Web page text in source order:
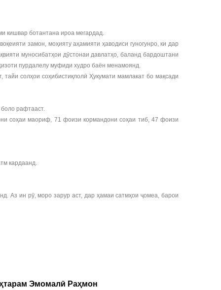
кишвар ботантана ироа мегардад.
замон, моҳияту аҳамияти ҳаводиси гуногунро, ки дар
муносибатҳои дӯстонаи давлатҳо, баланд бардоштани
пурдалелу муфиди худро баён менамоянд.
солҳои соҳибистиқлолӣ Ҳукумати мамлакат бо мақсади
рафтааст.
соҳаи маориф, 71 фоизи кормандони соҳаи тиб, 47 фоизи
кардаанд.
Аз ин рӯ, моро зарур аст, дар ҳамаи сатмҳои ҷомеа, барои
Эмомалӣ Раҳмон